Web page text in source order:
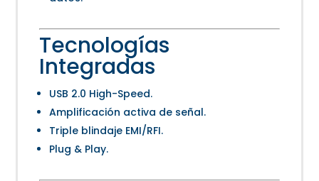
Tecnologías
Integradas
USB 2.0 High-Speed.
Amplificación activa de señal.
Triple blindaje EMI/RFI.
Plug & Play.